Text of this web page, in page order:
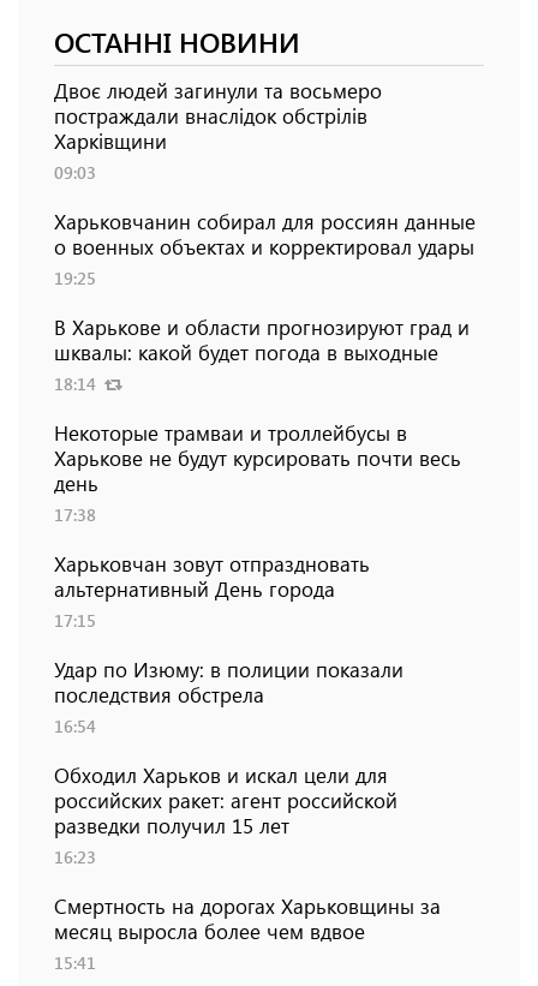
ОСТАННІ НОВИНИ
Двоє людей загинули та восьмеро
постраждали внаслідок обстрілів
Харківщини
09:03
Харьковчанин собирал для россиян данные
о военных объектах и ​​корректировал удары
19:25
В Харькове и области прогнозируют град и
шквалы: какой будет погода в выходные
18:14
Некоторые трамваи и троллейбусы в
Харькове не будут курсировать почти весь
день
17:38
Харьковчан зовут отпраздновать
альтернативный День города
17:15
Удар по Изюму: в полиции показали
последствия обстрела
16:54
Обходил Харьков и искал цели для
российских ракет: агент российской
разведки получил 15 лет
16:23
Смертность на дорогах Харьковщины за
месяц выросла более чем вдвое
15:41